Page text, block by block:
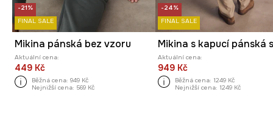
-21%
FINAL SALE
Mikina pánská bez vzoru
Aktuální cena:
449 Kč
Běžná cena: 949 Kč
Nejnižší cena: 569 Kč
-24%
FINAL SALE
Aktuální cena:
949 Kč
Běžná cena: 1249 Kč
Nejnižší cena: 1249 Kč